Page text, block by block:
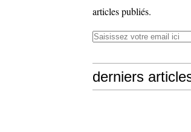
articles publiés.
derniers